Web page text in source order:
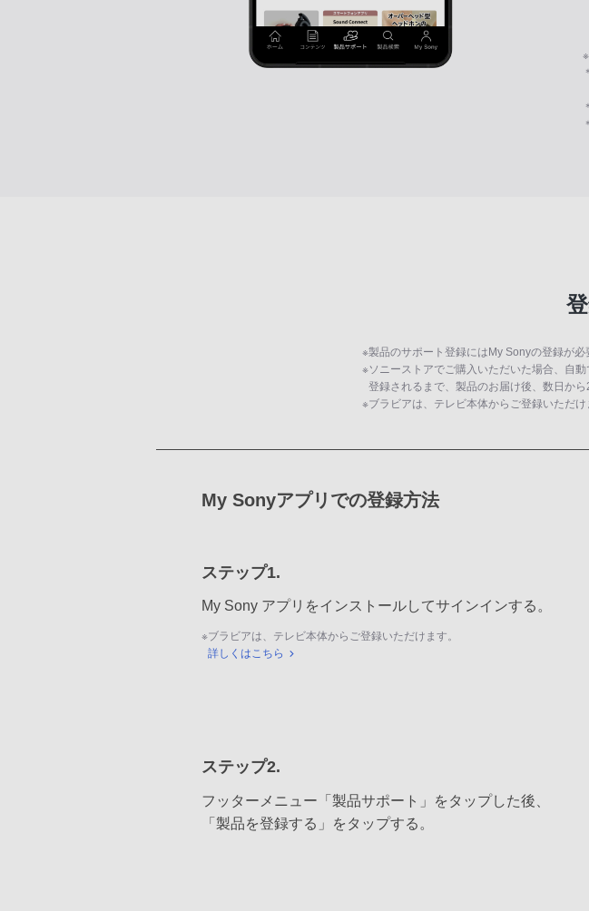
※
※製品のサポート登録にはMy Sonyの登録が必
※ソニーストアでご購入いただいた場合、自
登録されるまで、製品のお届け後、数日か
※ブラビアは、テレビ本体からご登録いただけ
My Sonyアプリでの登録方法
ステップ1.
My Sony アプリをインストールしてサインインする。
※ブラビアは、テレビ本体からご登録いただけます。
詳しくはこちら
ステップ2.
フッターメニュー「製品サポート」をタップした後、
「製品を登録する」をタップする。